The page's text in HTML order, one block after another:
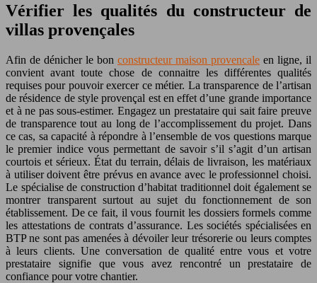
Vérifier les qualités du constructeur de
villas provençales
Afin de dénicher le bon constructeur maison provencale en ligne, il
convient avant toute chose de connaitre les différentes qualités
requises pour pouvoir exercer ce métier. La transparence de l’artisan
de résidence de style provençal est en effet d’une grande importance
et à ne pas sous-estimer. Engagez un prestataire qui sait faire preuve
de transparence tout au long de l’accomplissement du projet. Dans
ce cas, sa capacité à répondre à l’ensemble de vos questions marque
le premier indice vous permettant de savoir s’il s’agit d’un artisan
courtois et sérieux. État du terrain, délais de livraison, les matériaux
à utiliser doivent être prévus en avance avec le professionnel choisi.
Le spécialise de construction d’habitat traditionnel doit également se
montrer transparent surtout au sujet du fonctionnement de son
établissement. De ce fait, il vous fournit les dossiers formels comme
les attestations de contrats d’assurance. Les sociétés spécialisées en
BTP ne sont pas amenées à dévoiler leur trésorerie ou leurs comptes
à leurs clients. Une conversation de qualité entre vous et votre
prestataire signifie que vous avez rencontré un prestataire de
confiance pour votre chantier.